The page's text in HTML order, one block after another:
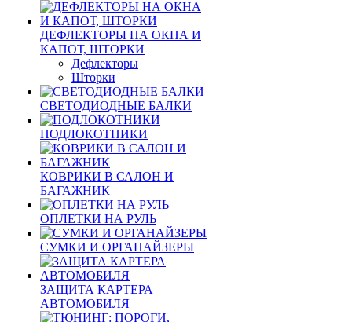
ДЕФЛЕКТОРЫ НА ОКНА И
КАПОТ, ШТОРКИ
Дефлекторы
Шторки
СВЕТОДИОДНЫЕ БАЛКИ
ПОДЛОКОТНИКИ
КОВРИКИ В САЛОН И
БАГАЖНИК
ОПЛЕТКИ НА РУЛЬ
СУМКИ И ОРГАНАЙЗЕРЫ
ЗАЩИТА КАРТЕРА
АВТОМОБИЛЯ